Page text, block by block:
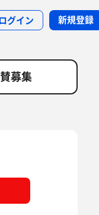
グイン 新規登録
募集